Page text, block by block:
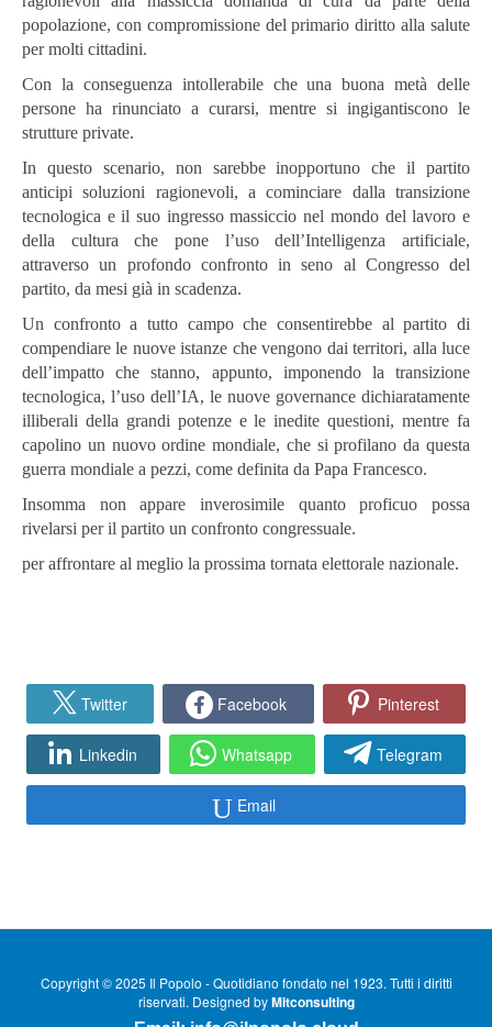
popolazione, con compromissione del primario diritto alla salute
per molti cittadini.
Con la conseguenza intollerabile che una buona metà delle
persone ha rinunciato a curarsi, mentre si ingigantiscono le
strutture private.
In questo scenario, non sarebbe inopportuno che il partito
anticipi soluzioni ragionevoli, a cominciare dalla transizione
tecnologica e il suo ingresso massiccio nel mondo del lavoro e
della cultura che pone l’uso dell’Intelligenza artificiale,
attraverso un profondo confronto in seno al Congresso del
partito, da mesi già in scadenza.
Un confronto a tutto campo che consentirebbe al partito di
compendiare le nuove istanze che vengono dai territori, alla luce
dell’impatto che stanno, appunto, imponendo la transizione
tecnologica, l’uso dell’IA, le nuove governance dichiaratamente
illiberali della grandi potenze e le inedite questioni, mentre fa
capolino un nuovo ordine mondiale, che si profilano da questa
guerra mondiale a pezzi, come definita da Papa Francesco.
Insomma non appare inverosimile quanto proficuo possa
rivelarsi per il partito un confronto congressuale.
per affrontare al meglio la prossima tornata elettorale nazionale.
Twitter Facebook Pinterest
Linkedin Whatsapp Telegram
Email
Copyright © 2025 Il Popolo - Quotidiano fondato nel 1923. Tutti i diritti
riservati. Designed byMitconsulting